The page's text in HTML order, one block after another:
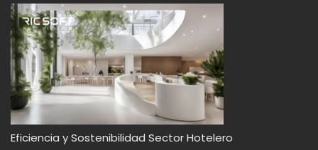
Eficiencia y Sostenibilidad Sector Hotelero